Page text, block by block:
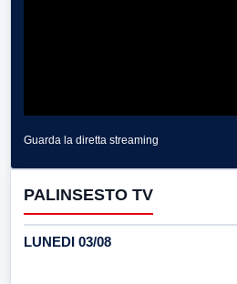
Guarda la diretta streaming
PALINSESTO TV
LUNEDI 03/08